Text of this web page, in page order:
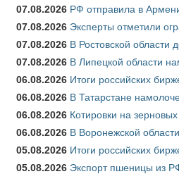
07.08.2026 РФ отправила в
07.08.2026 Эксперты отметили
07.08.2026 В Ростовской
07.08.2026 В Липецкой области
06.08.2026 Итоги российских
06.08.2026 В Татарстане
06.08.2026 Котировки на
06.08.2026 В Воронежской
05.08.2026 Итоги российских
05.08.2026 Экспорт пшеницы из